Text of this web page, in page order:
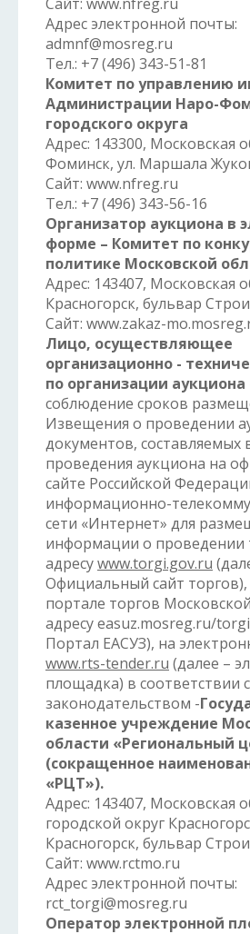
Адрес электронной почты:
admnf@mosreg.ru
Тел.: +7 (496) 343-51-81
Комитет по управлению
Администрации Наро-
городского округа
Адрес: 143300, Московская
Фоминск, ул. Маршала
Сайт: www.nfreg.ru
Тел.: +7 (496) 343-56-16
Организатор аукциона в
форме – Комитет по
политике Московской
Адрес: 143407, Московская
Красногорск, бульвар
Сайт: www.zakaz-
Лицо, осуществляющее
организационно -
по организации аукциона
соблюдение сроков
Извещения о проведении
документов, составляемых
проведения аукциона на
сайте Российской
информационно-
сети «Интернет» для
информации о проведении
адресуwww.torgi.gov.ru
Официальный сайт
портале торгов
адресу easuz.mosreg.ru/
Портал ЕАСУЗ), на
www.rts-tender.ru (далее –
площадка) в соответствии
законодательством -
казенное учреждение
области «Региональный
(сокращенное
«РЦТ»).
Адрес: 143407, Московская
городской округ
Красногорск, бульвар
Сайт: www.rctmo.ru
Адрес электронной почты:
rct_torgi@mosreg.ru
Оператор электронной